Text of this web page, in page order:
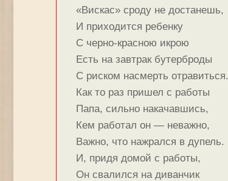
«Вискас» сроду не достанешь,
И приходится ребенку
С черно-красною икрою
Есть на завтрак бутерброды
С риском насмерть отравиться.
Как то раз пришел с работы
Папа, сильно накачавшись,
Кем работал он — неважно,
Важно, что нажрался в дупель.
И, придя домой с работы,
Он свалился на диванчик